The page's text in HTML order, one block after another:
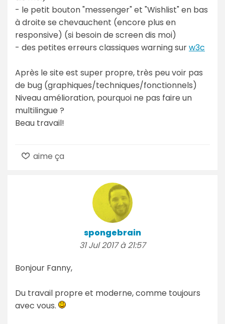
- le petit bouton "messenger" et "Wishlist" en bas
à droite se chevauchent (encore plus en
responsive) (si besoin de screen dis moi)
- des petites erreurs classiques warning surw3c
Après le site est super propre, très peu voir pas
de bug (graphiques/techniques/fonctionnels)
Niveau amélioration, pourquoi ne pas faire un
multilingue ?
Beau travail!
aime ça
spongebrain
31 Jul 2017 à 21:57
Bonjour Fanny,
Du travail propre et moderne, comme toujours
avec vous.